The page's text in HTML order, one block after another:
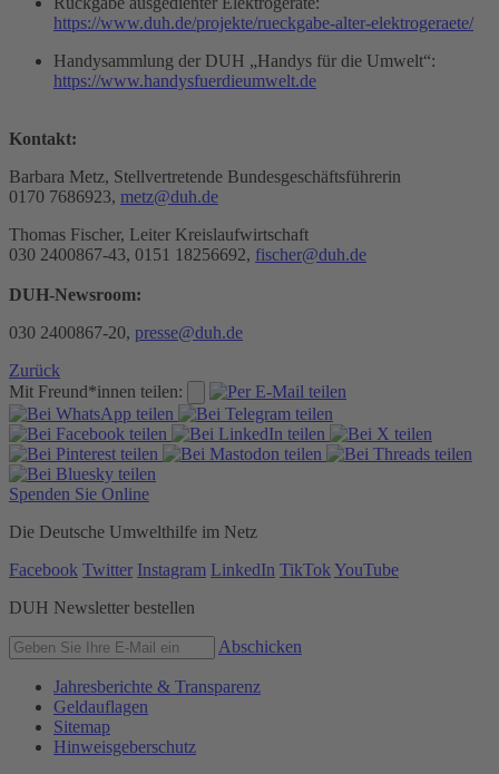
https://www.duh.de/projekte/rueckgabe-alter-elektrogeraete/
Handysammlung der DUH „Handys für die Umwelt“:
https://www.handysfuerdieumwelt.de
Kontakt:
Barbara Metz, Stellvertretende Bundesgeschäftsführerin
0170 7686923, metz@duh.de
Thomas Fischer, Leiter Kreislaufwirtschaft
030 2400867-43, 0151 18256692, fischer@duh.de
DUH-Newsroom:
030 2400867-20, presse@duh.de
Zurück
Mit Freund*innen teilen:
Spenden Sie Online
Die Deutsche Umwelthilfe im Netz
Facebook Twitter Instagram LinkedIn TikTok YouTube
DUH Newsletter bestellen
Abschicken
Jahresberichte & Transparenz
Geldauflagen
Sitemap
Hinweisgeberschutz